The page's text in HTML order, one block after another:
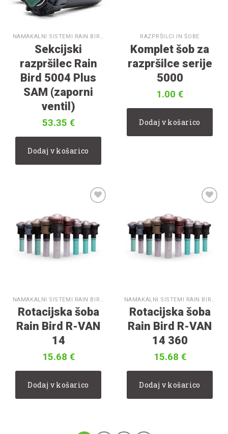
NAMAKALNI SISTEMI RAIN BIRD
Sekcijski
razpršilec Rain
Bird 5004 Plus
SAM (zaporni
ventil)
53.35 €
Dodaj v košarico
RAZPRŠILCI IN ŠOBE
Komplet šob za
razpršilce serije
5000
1.00 €
Dodaj v košarico
seznam
želja
Rotacijska šoba
Rain Bird R-VAN
14
15.68 €
Dodaj v košarico
seznam
želja
Rotacijska šoba
Rain Bird R-VAN
14 360
15.68 €
Dodaj v košarico